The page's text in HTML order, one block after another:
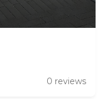
0 reviews